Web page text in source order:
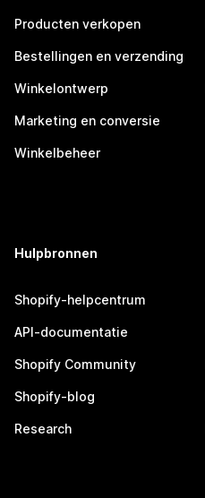
Producten verkopen
Bestellingen en verzending
Winkelontwerp
Marketing en conversie
Winkelbeheer
Hulpbronnen
Shopify-helpcentrum
API-documentatie
Shopify Community
Shopify-blog
Research